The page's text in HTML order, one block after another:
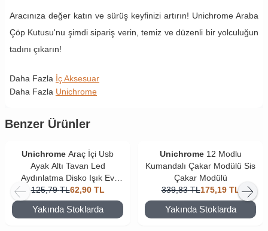
Aracınıza değer katın ve sürüş keyfinizi artırın! Unichrome Araba
Çöp Kutusu'nu şimdi sipariş verin, temiz ve düzenli bir yolculuğun
tadını çıkarın!
Daha Fazla İç Aksesuar
Daha Fazla Unichrome
Benzer Ürünler
Unichrome Araç İçi Usb
Ayak Altı Tavan Led
Aydınlatma Disko Işık Ev
Oda Dekorasyon Gece
Lambası
125,79 TL62,90 TL
Yakında Stoklarda
Unichrome 12 Modlu
Kumandalı Çakar Modülü Sis
Çakar Modülü
339,83 TL175,19 TL
Yakında Stoklarda